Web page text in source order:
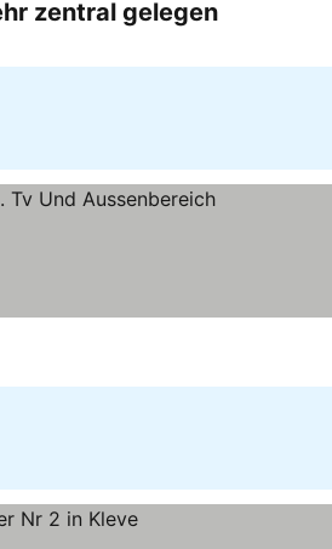
zentral gelegenVer preços